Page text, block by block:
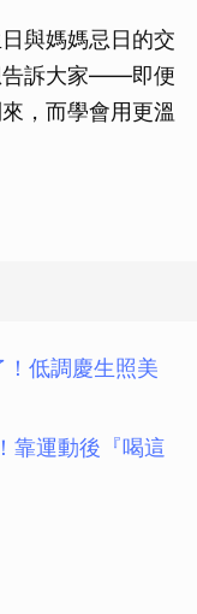
與媽媽忌日的交
告訴大家——即便
，而學會用更溫
！低調慶生照美
靠運動後『喝這